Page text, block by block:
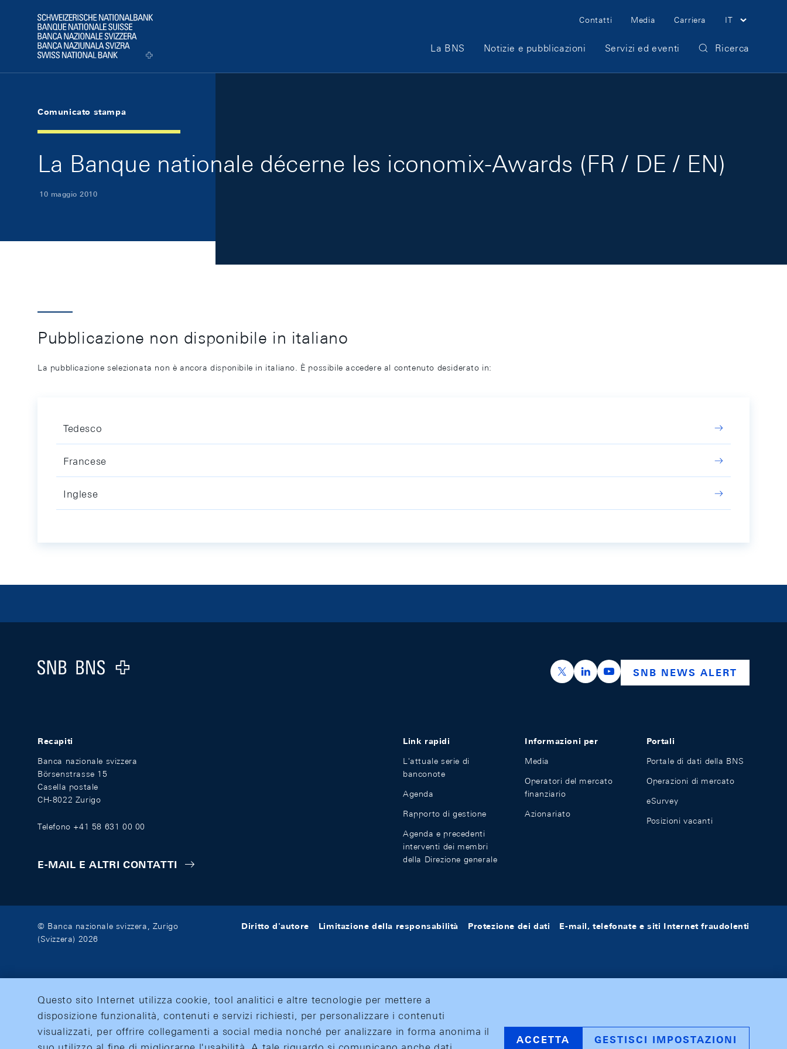
Logo
Meta Navigation
Contatti Media Carriera IT
Main Navigation
La BNS Notizie e pubblicazioni Servizi ed eventi Ricerca
Comunicato stampa
La Banque nationale décerne les iconomix-Awards (FR / DE / EN)
10 maggio 2010
Pubblicazione non disponibile in italiano
La pubblicazione selezionata non è ancora disponibile in italiano. È possibile accedere al contenuto desiderato in:
Tedesco
Francese
Inglese
Logo
https://x.com/snb_bns
https://ch.linkedin.com/company/swiss-
https://www.youtube.com/
SNB NEWS ALERT
Recapiti
Banca nazionale svizzera
Börsenstrasse 15
Casella postale
CH-8022 Zurigo
Telefono +41 58 631 00 00
E-MAIL E ALTRI CONTATTI
Link rapidi
L'attuale serie di
banconote
Agenda
Rapporto di gestione
Agenda e precedenti
interventi dei membri
della Direzione generale
Informazioni per
Media
Operatori del mercato
finanziario
Azionariato
Portali
Portale di dati della BNS
Operazioni di mercato
eSurvey
Posizioni vacanti
© Banca nazionale svizzera, Zurigo
(Svizzera) 2026
Diritto d'autore Limitazione della responsabilità Protezione dei dati E-mail, telefonate e siti Internet fraudolenti
Questo sito Internet utilizza cookie, tool analitici e altre tecnologie per mettere a
disposizione funzionalità, contenuti e servizi richiesti, per personalizzare i contenuti
visualizzati, per offrire collegamenti a social media nonché per analizzare in forma anonima il
ACCETTA GESTISCI IMPOSTAZIONI